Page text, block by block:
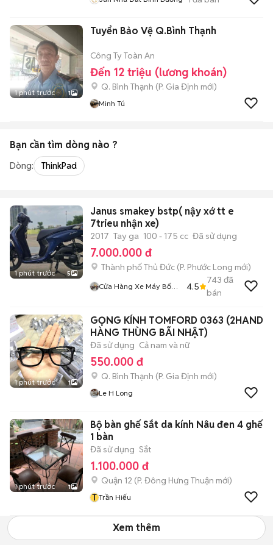
1 phút trước 1
Tuyển Bảo Vệ Q.Bình Thạnh
Công Ty Toàn An
Đến 12 triệu (lương khoán)
Q. Bình Thạnh (P. Gia Định mới)
Minh Tú
Bạn cần tìm dòng nào ?
Dòng: ThinkPad
1 phút trước 5
Janus smakey bstp( nậy xớ tt e
7trieu nhận xe)
2017 Tay ga 100 - 175 cc Đã sử dụng
7.000.000 đ
Thành phố Thủ Đức (P. Phước Long mới)
Cửa Hàng Xe Máy Bốn
4.5
743 đã
bán
1 phút trước 1
GỌNG KÍNH TOMFORD 0363 (2HAND
HÀNG THÙNG BÃI NHẬT)
Đã sử dụng Cả nam và nữ
550.000 đ
Q. Bình Thạnh (P. Gia Định mới)
Le H Long
1 phút trước 1
Bộ bàn ghế Sắt da kính Nâu đen 4 ghế
1 bàn
Đã sử dụng Sắt
1.100.000 đ
Quận 12 (P. Đông Hưng Thuận mới)
T Trần Hiếu
Xem thêm